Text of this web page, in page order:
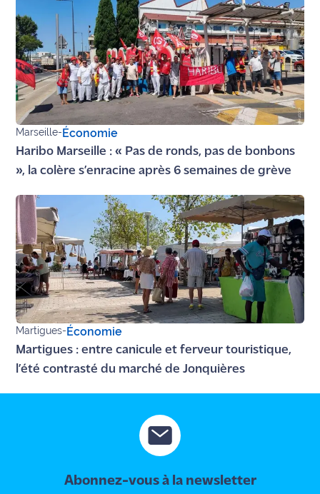
Marseille-Économie
Haribo Marseille : « Pas de ronds, pas de bonbons
», la colère s’enracine après 6 semaines de grève
Martigues-Économie
Martigues : entre canicule et ferveur touristique,
l’été contrasté du marché de Jonquières
Abonnez-vous à la newsletter